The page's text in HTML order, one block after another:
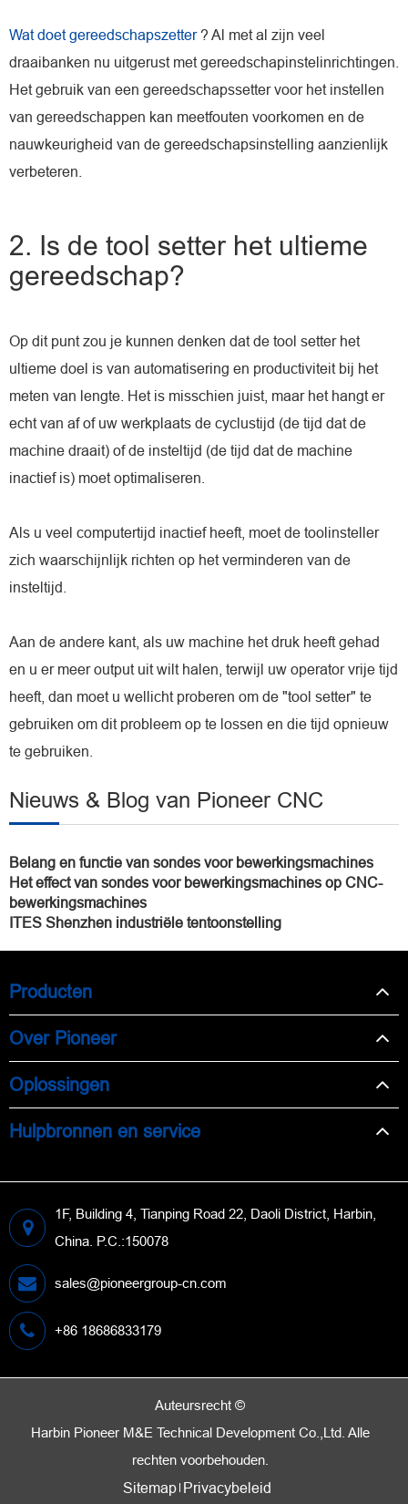
Wat doet gereedschapszetter? Al met al zijn veel
draaibanken nu uitgerust met gereedschapinstelinrichtingen.
Het gebruik van een gereedschapssetter voor het instellen
van gereedschappen kan meetfouten voorkomen en de
nauwkeurigheid van de gereedschapsinstelling aanzienlijk
verbeteren.
2. Is de tool setter het ultieme
gereedschap?
Op dit punt zou je kunnen denken dat de tool setter het
ultieme doel is van automatisering en productiviteit bij het
meten van lengte. Het is misschien juist, maar het hangt er
echt van af of uw werkplaats de cyclustijd (de tijd dat de
machine draait) of de insteltijd (de tijd dat de machine
inactief is) moet optimaliseren.
Als u veel computertijd inactief heeft, moet de toolinsteller
zich waarschijnlijk richten op het verminderen van de
insteltijd.
Aan de andere kant, als uw machine het druk heeft gehad
en u er meer output uit wilt halen, terwijl uw operator vrije tijd
heeft, dan moet u wellicht proberen om de "tool setter" te
gebruiken om dit probleem op te lossen en die tijd opnieuw
te gebruiken.
Nieuws & Blog van Pioneer CNC
Belang en functie van sondes voor bewerkingsmachines
Het effect van sondes voor bewerkingsmachines op CNC-
bewerkingsmachines
ITES Shenzhen industriële tentoonstelling
Producten
Over Pioneer
Oplossingen
Hulpbronnen en service
1F, Building 4, Tianping Road 22, Daoli District, Harbin,
China. P.C.:150078
sales@pioneergroup-cn.com
+86 18686833179
Auteursrecht ©
Harbin Pioneer M&E Technical Development Co.,Ltd. Alle
rechten voorbehouden.
Sitemap Privacybeleid